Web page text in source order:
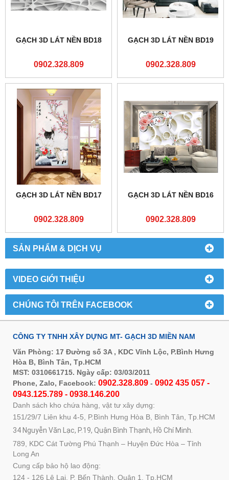
SẢN PHẨM & DỊCH VỤ
VIDEO GIỚI THIỆU
CHÚNG TÔI TRÊN FACEBOOK
GẠCH 3D LÁT NỀN BD18
0902.328.809
GẠCH 3D LÁT NỀN BD19
0902.328.809
GẠCH 3D LÁT NỀN BD17
0902.328.809
GẠCH 3D LÁT NỀN BD16
0902.328.809
CÔNG TY TNHH XÂY DỰNG MT- GẠCH 3D MIỀN NAM
Văn Phòng: 17 Đường số 3A , KDC Vĩnh Lộc, P.Bình Hưng
Hòa B, Bình Tân, Tp.HCM
MST: 0310661715. Ngày cấp: 03/03/2011
Phone, Zalo, Facebook: 0902.328.809 - 0902 435 057 -
0943.125.789 - 0938.146.200
Danh sách kho chứa hàng, vật tư xây dựng:
151/29/7 Liên khu 4-5, P.Bình Hưng Hòa B, Bình Tân, Tp.HCM
34 Nguyễn Văn Lạc, P.19, Quận Bình Thạnh, Hồ Chí Minh.
789, KDC Cát Tường Phú Thạnh – Huyện Đức Hòa – Tỉnh
Long An
Cung cấp bảo hộ lao động:
124 - 126 Lê Lai, P. Bến Thành, Quận 1, Tp.HCM